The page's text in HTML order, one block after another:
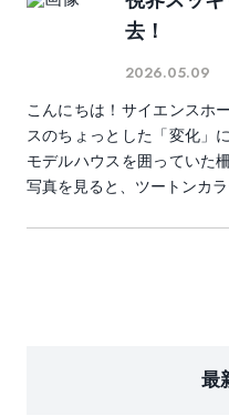
去！
2026.05.09
こんにちは！サイエンスホ
スのちょっとした「変化」
モデルハウスを囲っていた
写真を見ると、ツートンカラ
最